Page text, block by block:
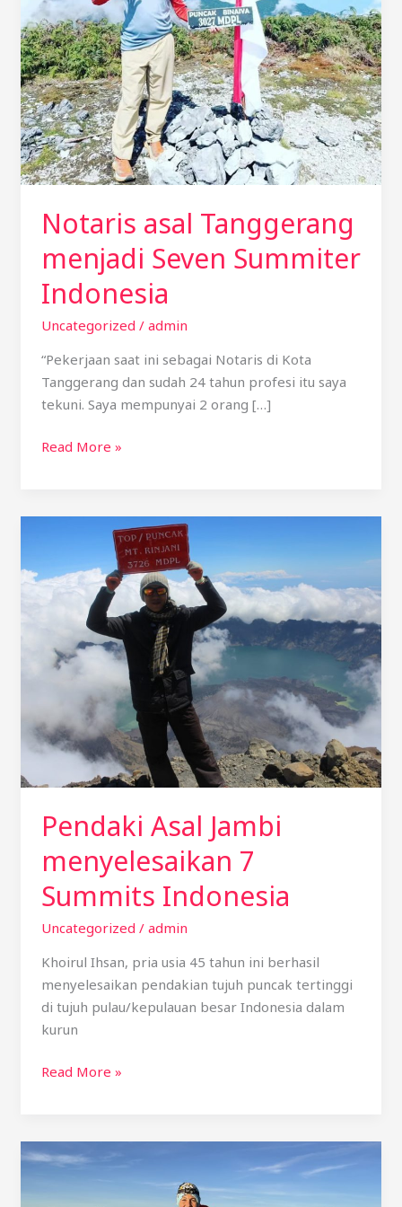
Notaris asal Tanggerang
menjadi Seven Summiter
Indonesia
Uncategorized / admin
“Pekerjaan saat ini sebagai Notaris di Kota
Tanggerang dan sudah 24 tahun profesi itu saya
tekuni. Saya mempunyai 2 orang […]
Seven
Summiter
Indonesia
Read More »
Pendaki Asal Jambi
menyelesaikan 7
Summits Indonesia
Uncategorized / admin
Khoirul Ihsan, pria usia 45 tahun ini berhasil
menyelesaikan pendakian tujuh puncak tertinggi
di tujuh pulau/kepulauan besar Indonesia dalam
kurun
Jambi
menyelesaikan
Summits
Indonesia
Read More »
Pendaki
Afrika